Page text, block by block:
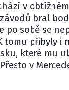
v
bral
po sobě se
tomu přibyly i
které mu
v